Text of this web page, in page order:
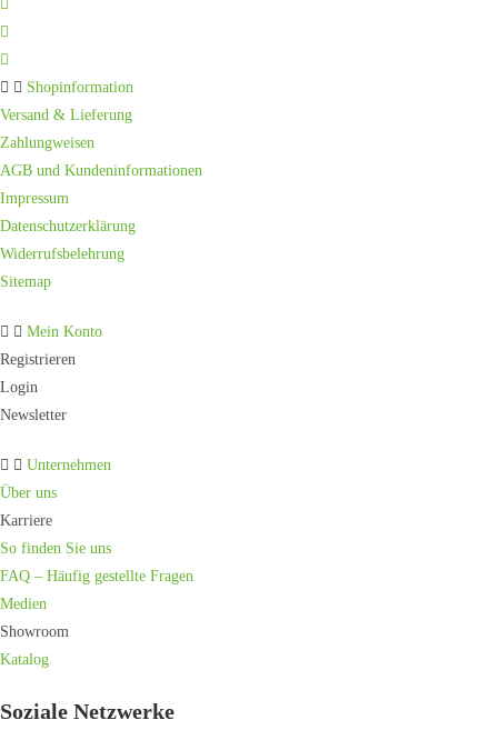
Shopinformation
Versand & Lieferung
Zahlungweisen
AGB und Kundeninformationen
Impressum
Datenschutzerklärung
Widerrufsbelehrung
Sitemap
Mein Konto
Registrieren
Login
Newsletter
Unternehmen
Über uns
Karriere
So finden Sie uns
FAQ – Häufig gestellte Fragen
Medien
Showroom
Katalog
Soziale Netzwerke